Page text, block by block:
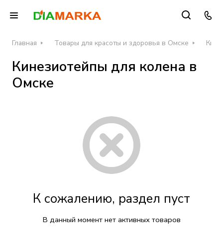
Главная Товары для красоты и здоровья в Омске
Кинезиотейпы для колена в
Омске
К сожалению, раздел пуст
В данный момент нет активных товаров